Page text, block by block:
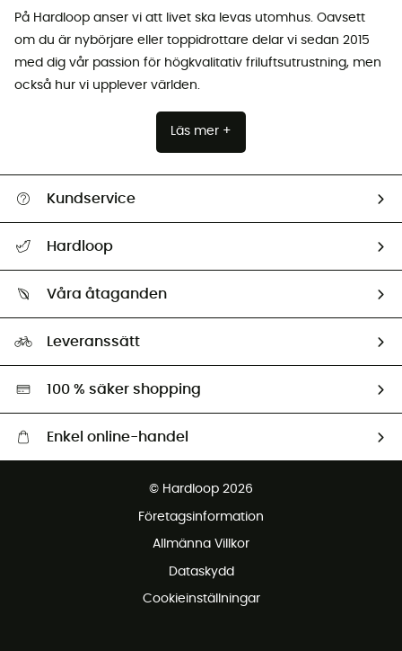
På Hardloop anser vi att livet ska levas utomhus. Oavsett
om du är nybörjare eller toppidrottare delar vi sedan 2015
med dig vår passion för högkvalitativ friluftsutrustning, men
också hur vi upplever världen.
Läs mer +
Kundservice
Retur & återbetalning
Hardloop
Ambassadörer
Våra åtaganden
Miljöanpassat urval
Leveranssätt
100 % säker shopping
Enkel online-handel
Gratis retur inom 100 dagar
© Hardloop 2026
Företagsinformation
Allmänna Villkor
Dataskydd
Cookieinställningar